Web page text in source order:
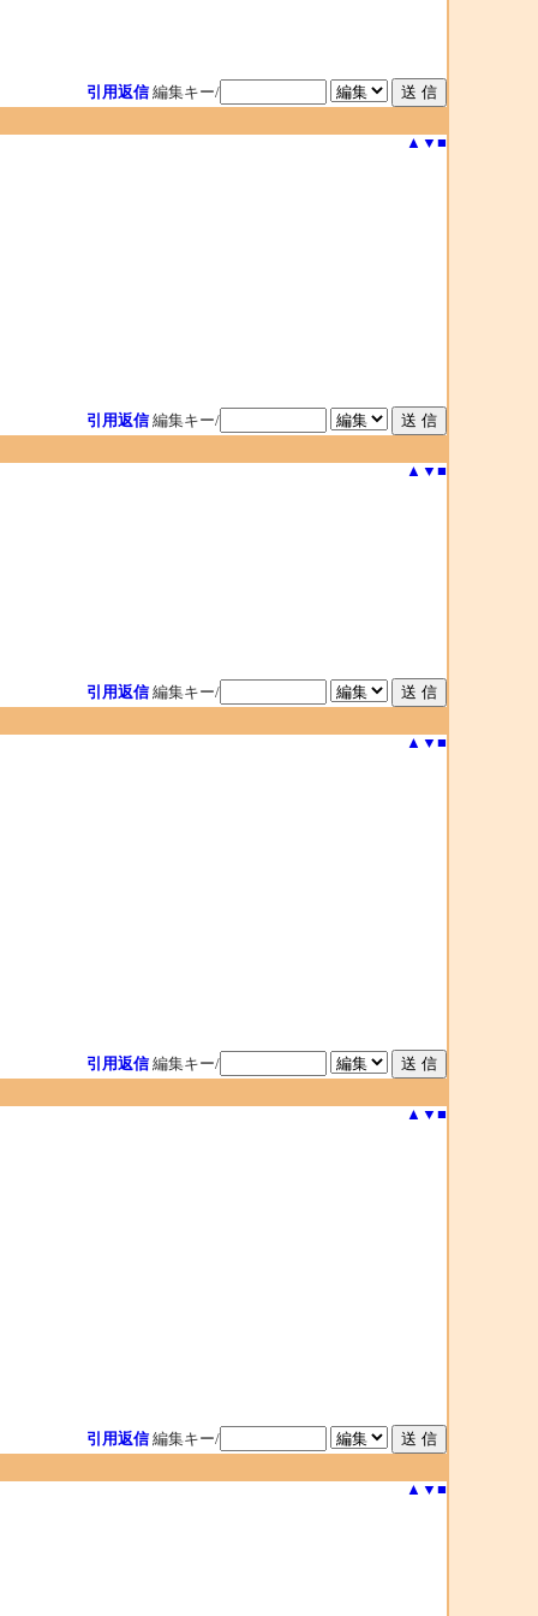
引用返信 編集キー/
▲ ▼ ■
引用返信 編集キー/
▲ ▼ ■
引用返信 編集キー/
▲ ▼ ■
引用返信 編集キー/
▲ ▼ ■
引用返信 編集キー/
▲ ▼ ■